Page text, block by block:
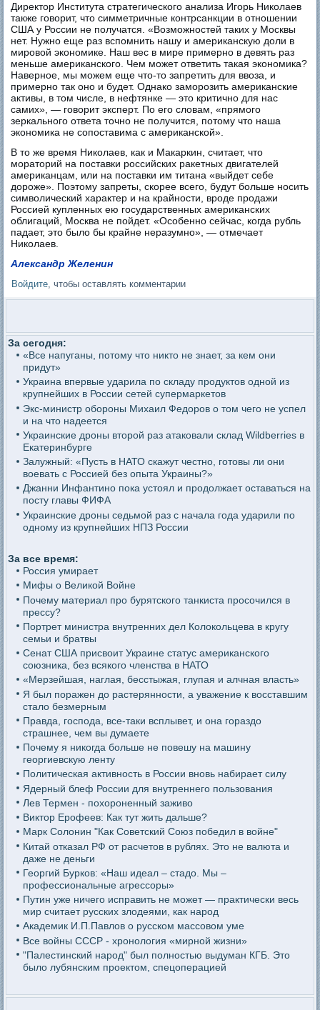
Директор Института стратегического анализа Игорь Николаев
также говорит, что симметричные контрсанкции в отношении
США у России не получатся. «Возможностей таких у Москвы
нет. Нужно еще раз вспомнить нашу и американскую доли в
мировой экономике. Наш вес в мире примерно в девять раз
меньше американского. Чем может ответить такая экономика?
Наверное, мы можем еще что-то запретить для ввоза, и
примерно так оно и будет. Однако заморозить американские
активы, в том числе, в нефтянке — это критично для нас
самих», — говорит эксперт. По его словам, «прямого
зеркального ответа точно не получится, потому что наша
экономика не сопоставима с американской».
В то же время Николаев, как и Макаркин, считает, что
мораторий на поставки российских ракетных двигателей
американцам, или на поставки им титана «выйдет себе
дороже». Поэтому запреты, скорее всего, будут больше носить
символический характер и на крайности, вроде продажи
Россией купленных ею государственных американских
облигаций, Москва не пойдет. «Особенно сейчас, когда рубль
падает, это было бы крайне неразумно», — отмечает
Николаев.
Александр Желенин
Войдите, чтобы оставлять комментарии
За сегодня:
«Все напуганы, потому что никто не знает, за кем они
придут»
Украина впервые ударила по складу продуктов одной из
крупнейших в России сетей супермаркетов
Экс-министр обороны Михаил Федоров о том чего не успел
и на что надеется
Украинские дроны второй раз атаковали склад Wildberries в
Екатеринбурге
Залужный: «Пусть в НАТО скажут честно, готовы ли они
воевать с Россией без опыта Украины?»
Джанни Инфантино пока устоял и продолжает оставаться на
посту главы ФИФА
Украинские дроны седьмой раз с начала года ударили по
одному из крупнейших НПЗ России
За все время:
Россия умирает
Мифы о Великой Войне
Почему материал про бурятского танкиста просочился в
прессу?
Портрет министра внутренних дел Колокольцева в кругу
семьи и братвы
Сенат США присвоит Украине статус американского
союзника, без всякого членства в НАТО
«Мерзейшая, наглая, бесстыжая, глупая и алчная власть»
Я был поражен до растерянности, а уважение к восставшим
стало безмерным
Правда, господа, все-таки всплывет, и она гораздо
страшнее, чем вы думаете
Почему я никогда больше не повешу на машину
георгиевскую ленту
Политическая активность в России вновь набирает силу
Ядерный блеф России для внутреннего пользования
Лев Термен - похороненный заживо
Виктор Ерофеев: Как тут жить дальше?
Марк Солонин "Как Советский Союз победил в войне"
Китай отказал РФ от расчетов в рублях. Это не валюта и
даже не деньги
Георгий Бурков: «Наш идеал – стадо. Мы –
профессиональные агрессоры»
Путин уже ничего исправить не может — практически весь
мир считает русских злодеями, как народ
Академик И.П.Павлов о русском массовом уме
Все войны СССР - хронология «мирной жизни»
"Палестинский народ" был полностью выдуман КГБ. Это
было лубянским проектом, спецоперацией